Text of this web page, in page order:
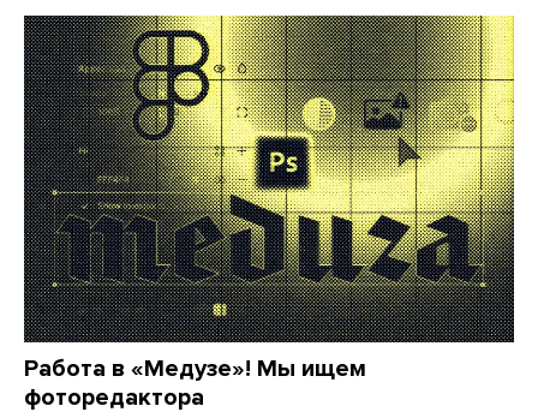
Работа в «Медузе»! Мы ищем
фоторедактора